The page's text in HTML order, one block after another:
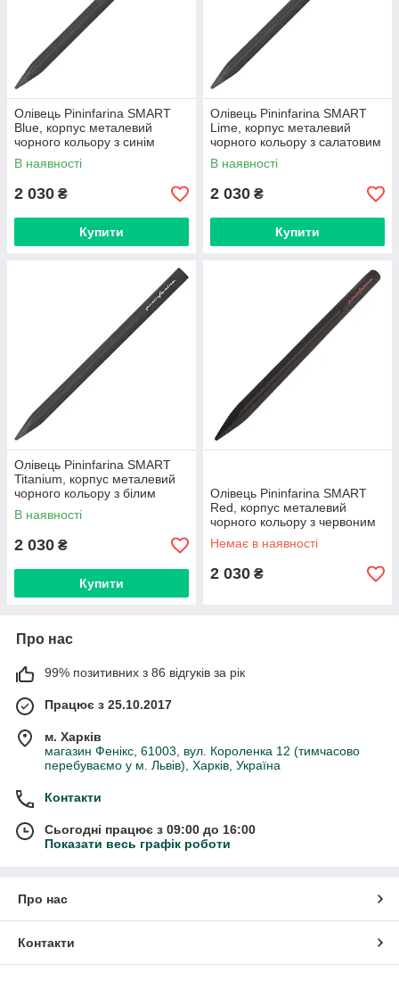
Олівець Pininfarina SMART
Blue, корпус металевий
чорного кольору з синім
логотипом
В наявності
2 030 ₴
Купити
Олівець Pininfarina SMART
Lime, корпус металевий
чорного кольору з салатовим
логотипом
В наявності
2 030 ₴
Купити
Олівець Pininfarina SMART
Titanium, корпус металевий
чорного кольору з білим
логотипом
В наявності
2 030 ₴
Купити
Олівець Pininfarina SMART
Red, корпус металевий
чорного кольору з червоним
логотипом
Немає в наявності
2 030 ₴
Про нас
99% позитивних з 86 відгуків за рік
Працює з 25.10.2017
м. Харків
магазин Фенікс, 61003, вул. Короленка 12 (тимчасово
перебуваємо у м. Львів), Харків, Україна
Контакти
Сьогодні працює з 09:00 до 16:00
Показати весь графік роботи
Про нас
Контакти